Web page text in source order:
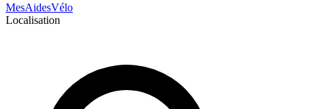
MesAidesVélo
Localisation